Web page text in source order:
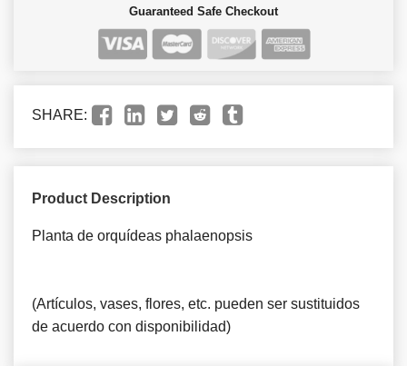
Guaranteed Safe Checkout
SHARE:
Product Description
Planta de orquídeas phalaenopsis
(Artículos, vases, flores, etc. pueden ser sustituidos
de acuerdo con disponibilidad)